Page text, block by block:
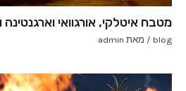
מטבח איטלקי, אורגוואי
blog / מאת admin